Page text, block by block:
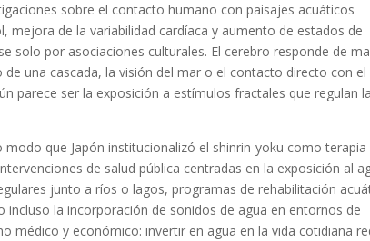
sobre el contacto humano con paisajes acuáticos
de la variabilidad cardíaca y aumento de estados de
solo por asociaciones culturales. El cerebro responde de
una cascada, la visión del mar o el contacto directo con el
parece ser la exposición a estímulos fractales que regulan la
modo que Japón institucionalizó el shinrin-yoku como terapia
de salud pública centradas en la exposición al
junto a ríos o lagos, programas de rehabilitación
la incorporación de sonidos de agua en entornos de
médico y económico: invertir en agua en la vida cotidiana